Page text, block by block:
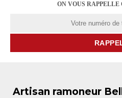
ON VOUS
Artisan ramoneur